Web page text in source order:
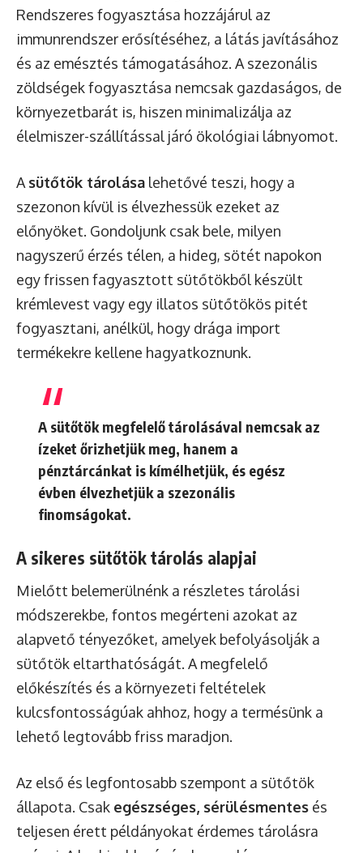
Rendszeres fogyasztása hozzájárul az
immunrendszer erősítéséhez, a látás javításához
és az emésztés támogatásához. A szezonális
zöldségek fogyasztása nemcsak gazdaságos, de
környezetbarát is, hiszen minimalizálja az
élelmiszer-szállítással járó ökológiai lábnyomot.
A sütőtök tárolása lehetővé teszi, hogy a
szezonon kívül is élvezhessük ezeket az
előnyöket. Gondoljunk csak bele, milyen
nagyszerű érzés télen, a hideg, sötét napokon
egy frissen fagyasztott sütőtökből készült
krémlevest vagy egy illatos sütőtökös pitét
fogyasztani, anélkül, hogy drága import
termékekre kellene hagyatkoznunk.
A sütőtök megfelelő tárolásával nemcsak az
ízeket őrizhetjük meg, hanem a
pénztárcánkat is kímélhetjük, és egész
évben élvezhetjük a szezonális
finomságokat.
A sikeres sütőtök tárolás alapjai
Mielőtt belemerülnénk a részletes tárolási
módszerekbe, fontos megérteni azokat az
alapvető tényezőket, amelyek befolyásolják a
sütőtök eltarthatóságát. A megfelelő
előkészítés és a környezeti feltételek
kulcsfontosságúak ahhoz, hogy a termésünk a
lehető legtovább friss maradjon.
Az első és legfontosabb szempont a sütőtök
állapota. Csak egészséges, sérülésmentes és
teljesen érett példányokat érdemes tárolásra